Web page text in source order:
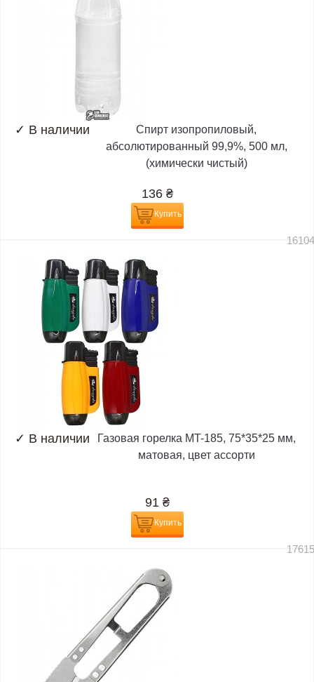
✓ В наличии
Спирт изопропиловый,
абсолютированный 99,9%, 500 мл,
(химически чистый)
136 ₴
Купить
✓ В наличии
Газовая горелка MT-185, 75*35*25 мм,
матовая, цвет ассорти
91 ₴
Купить